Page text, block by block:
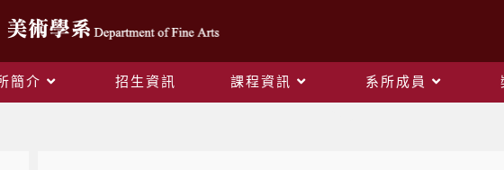
簡介 招生資訊 課程資訊 系所成員